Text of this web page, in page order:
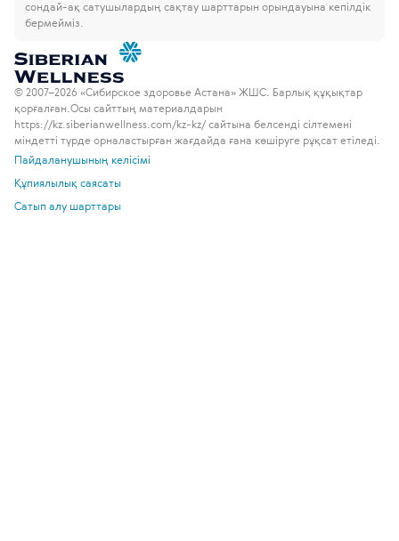
сондай-ақ сатушылардың сақтау шарттарын орындауына кепілдік
бермейміз.
© 2007–2026 «Сибирское здоровье Астана» ЖШС. Барлық құқықтар
қорғалған. Осы сайттың материалдарын
https://kz.siberianwellness.com/kz-kz/ сайтына белсенді сілтемені
міндетті түрде орналастырған жағдайда ғана көшіруге рұқсат етіледі.
Пайдаланушының келісімі
Құпиялылық саясаты
Сатып алу шарттары